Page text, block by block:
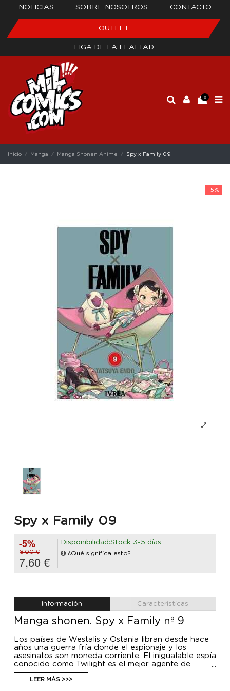
NOTICIAS SOBRE NOSOTROS CONTACTO
OUTLET
LIGA DE LA LEALTAD
0
Inicio Manga Manga Shonen Anime Spy x Family 09
-5%
Spy x Family 09
-5%
8,00 €
7,60 €
Disponibilidad:Stock 3-5 días
¿Qué significa esto?
Información Características
Manga shonen. Spy x Family nº 9
Los países de Westalis y Ostania libran desde hace
años una guerra fría donde el espionaje y los
asesinatos son moneda corriente. El inigualable espía
conocido como Twilight es el mejor agente de
Westalis que tiene por objetivo encargarse del
poderoso Donovan Desmond. El problema es que
Desmond es un ermitaño antisocial cuyas únicas
LEER MÁS >>>